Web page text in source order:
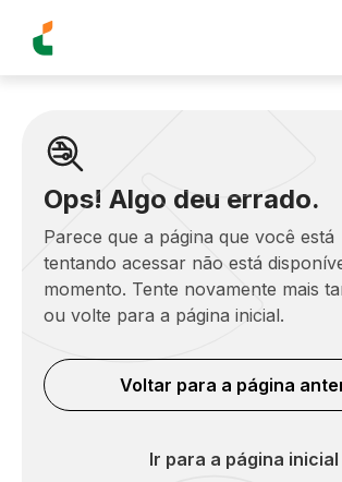
Ops! Algo deu errado.
Parece que a página que você está
tentando acessar não está
momento. Tente novamente mais
ou volte para a página inicial.
Voltar para a página
Ir para a página inicial